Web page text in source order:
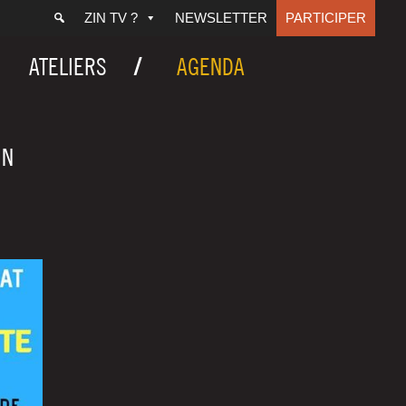
ZIN TV ? NEWSLETTER PARTICIPER
ATELIERS AGENDA